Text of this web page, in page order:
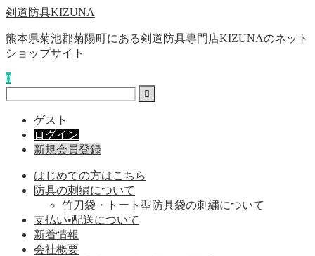
剣道防具KIZUNA
熊本県菊池郡菊陽町にある剣道防具専門店KIZUNAのネット
ショップサイト
0
ゲスト
ログイン
新規会員登録
はじめての方はこちら
防具の刺繍について
竹刀袋・トート型防具袋の刺繍について
支払い•配送について
新着情報
会社概要